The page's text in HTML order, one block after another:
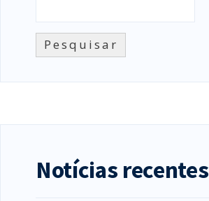
Pesquisar
Notícias recentes